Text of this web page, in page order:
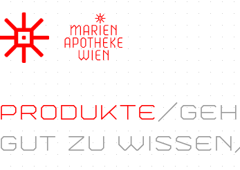
ZU WISSEN